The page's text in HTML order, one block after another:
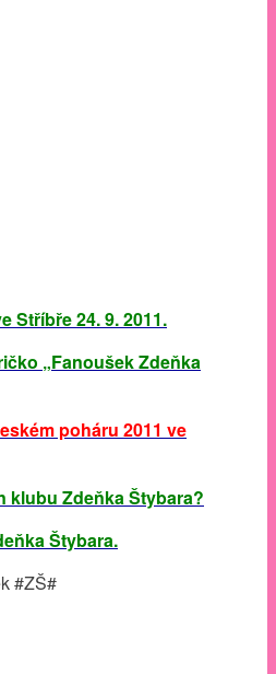
Stříbře 24. 9. 2011.
„Fanoušek Zdeňka
poháru 2011 ve
klubu Zdeňka Štybara?
Štybara.
#ZŠ#